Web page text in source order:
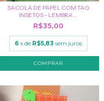
SACOLA DE PAPEL COM TAG
INSETOS - LEMBRA...
R$35,00
6 x de R$5,83 sem juros